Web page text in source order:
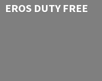
EROS DUTY FREE